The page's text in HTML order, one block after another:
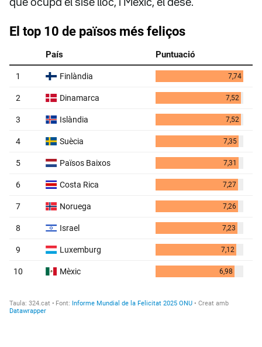
que ocupa el sisè lloc, i Mèxic, el desè.